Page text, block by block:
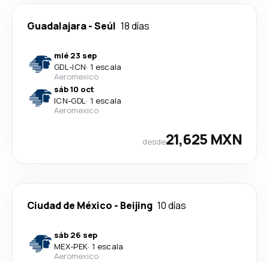
Guadalajara-Seúl 18 días
mié 23 sep
GDL-ICN· 1 escala
Aeromexico
sáb 10 oct
ICN-GDL· 1 escala
Aeromexico
desde21,625 MXN
Ciudad de México - Beijing 10 días
sáb 26 sep
MEX-PEK· 1 escala
Aeromexico